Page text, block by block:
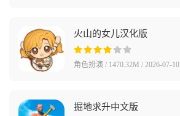
火山的女儿汉化版
角色扮演 / 1470.32M / 2026-07-10
掘地求升中文版